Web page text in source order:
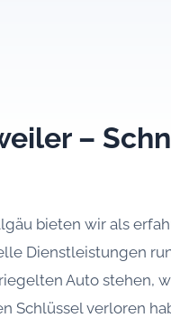
–
bieten wir als
Dienstleistungen
Auto stehen,
Schlüssel verloren